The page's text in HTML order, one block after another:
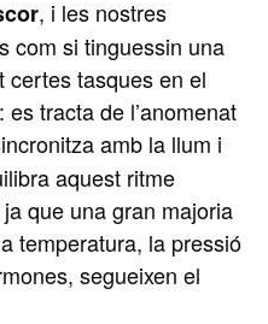
, i les nostres
com si tinguessin una
certes tasques en el
tracta de l’anomenat
amb la llum i
aquest ritme
que una gran majoria
temperatura, la pressió
segueixen el